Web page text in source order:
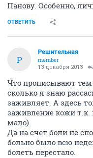
Панову. Особенно,
ОТВЕТИТЬ
Р
Решительная
member
13 декабря 2013
Что прописывают
сколько я знаю
заживляет. А здесь
заживление кожи
мало).
Да на счет боли не
больно было всю
болеть перестало.